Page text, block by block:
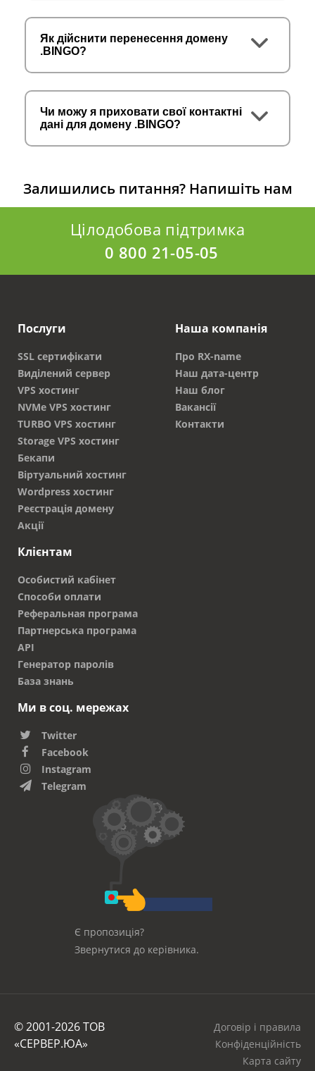
Як дійснити перенесення домену
.BINGO?
Чи можу я приховати свої контактні
дані для домену .BINGO?
Залишились питання? Напишіть нам
Цілодобова підтримка
0 800 21-05-05
Послуги
SSL сертифікати
Виділений сервер
VPS хостинг
NVMe VPS хостинг
TURBO VPS хостинг
Storage VPS хостинг
Бекапи
Віртуальний хостинг
Wordpress хостинг
Реєстрація домену
Акції
Наша компанія
Про RX-name
Наш дата-центр
Наш блог
Вакансії
Контакти
Клієнтам
Особистий кабінет
Способи оплати
Реферальная програма
Партнерська програма
API
Генератор паролів
База знань
Ми в соц. мережах
Twitter
Facebook
Instagram
Telegram
Є пропозиція?
Звернутися до керівника.
© 2001-2026 ТОВ
«СЕРВЕР.ЮА»
Договір і правила
Конфіденційність
Карта сайту